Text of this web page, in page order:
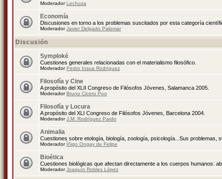
ModeradorLechuza
Economía
Discusiones en torno a los problemas suscitados por esta categoría
ModeradorJavier Delgado Palomar
Discusión
Symploké
Cuestiones generales relacionadas con el materialismo filosófico.
ModeradorPedro Insua Rodríguez
Filosofía y Cine
A propósito del XLII Congreso de Filósofos Jóvenes, Salamanca 2005.
ModeradorBruno Cicero Poo
Filosofía y Locura
A propósito del XLI Congreso de Filósofos Jóvenes, Barcelona 2004.
ModeradorJ.M. Rodríguez Pardo
Animalia
Cuestiones sobre etología, biología, zoología, psicología...Sus problemas,
Moderador Íñigo Ongay de Felipe
Bioética
Cuestiones biológicas que afectan directamente a los cuerpos humanos:
ModeradorJoaquín Robles López